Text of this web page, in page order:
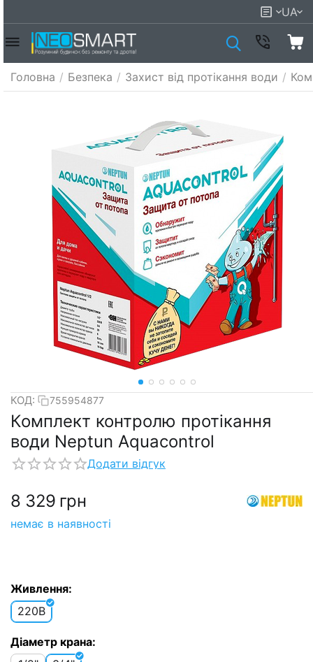
UA
Головна / Безпека / Захист від протікання води /
КОД: 755954877
Комплект контролю протікання
води Neptun Aquacontrol
Додати відгук
8 329 грн
немає в наявності
Живлення:
220В
Діаметр крана: